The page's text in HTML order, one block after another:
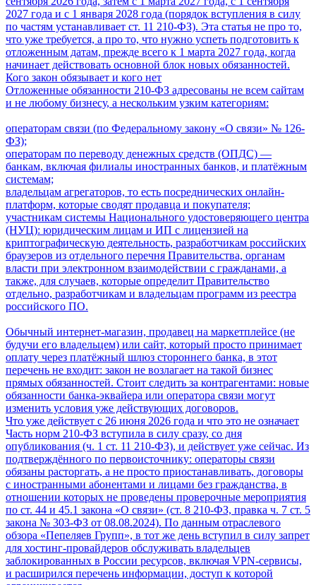
2027 года и с 1 января 2028 года (порядок вступления в силу
по частям устанавливает ст. 11 210-ФЗ). Эта статья не про то,
что уже требуется, а про то, что нужно успеть подготовить к
отложенным датам, прежде всего к 1 марта 2027 года, когда
начинает действовать основной блок новых обязанностей.
Кого закон обязывает и кого нет
Отложенные обязанности 210-ФЗ адресованы не всем сайтам
и не любому бизнесу, а нескольким узким категориям:
операторам связи (по Федеральному закону «О связи» № 126-
ФЗ);
операторам по переводу денежных средств (ОПДС) —
банкам, включая филиалы иностранных банков, и платёжным
системам;
владельцам агрегаторов, то есть посреднических онлайн-
платформ, которые сводят продавца и покупателя;
участникам системы Национального удостоверяющего центра
(НУЦ): юридическим лицам и ИП с лицензией на
криптографическую деятельность, разработчикам российских
браузеров из отдельного перечня Правительства, органам
власти при электронном взаимодействии с гражданами, а
также, для случаев, которые определит Правительство
отдельно, разработчикам и владельцам программ из реестра
российского ПО.
Обычный интернет-магазин, продавец на маркетплейсе (не
будучи его владельцем) или сайт, который просто принимает
оплату через платёжный шлюз стороннего банка, в этот
перечень не входит: закон не возлагает на такой бизнес
прямых обязанностей. Стоит следить за контрагентами: новые
обязанности банка-эквайера или оператора связи могут
изменить условия уже действующих договоров.
Что уже действует с 26 июня 2026 года и что это не означает
Часть норм 210-ФЗ вступила в силу сразу, со дня
опубликования (ч. 1 ст. 11 210-ФЗ), и действует уже сейчас. Из
подтверждённого по первоисточнику: операторы связи
обязаны расторгать, а не просто приостанавливать, договоры
с иностранными абонентами и лицами без гражданства, в
отношении которых не проведены проверочные мероприятия
по ст. 44 и 45.1 закона «О связи» (ст. 8 210-ФЗ, правка ч. 7 ст. 5
закона № 303-ФЗ от 08.08.2024). По данным отраслевого
обзора «Пепеляев Групп», в тот же день вступил в силу запрет
для хостинг-провайдеров обслуживать владельцев
заблокированных в России ресурсов, включая VPN-сервисы,
и расширился перечень информации, доступ к которой